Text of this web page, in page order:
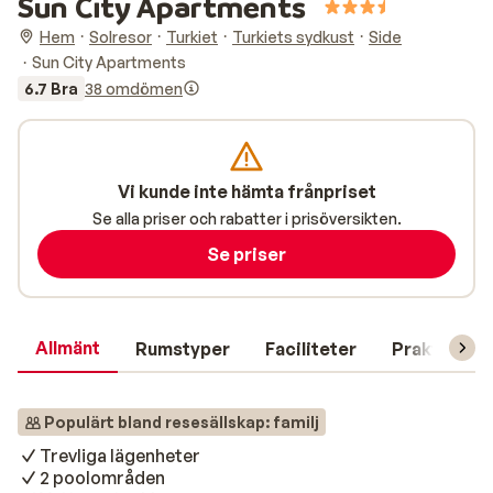
Hem Solresor Turkiet Turkiets sydkust
Side
Sun City Apartments
6.7 Bra 38 omdömen
Allmänt Rumstyper Faciliteter Praktisk
Populärt bland resesällskap: familj
Trevliga lägenheter
2 poolområden
Vi kunde inte hämta frånpriset
Se alla priser och rabatter i prisöversikten.
Se priser